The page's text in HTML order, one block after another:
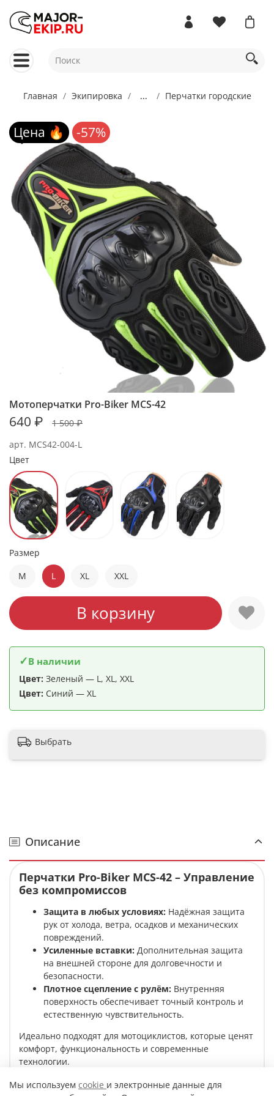
Главная Экипировка ... Перчатки городские
Цена 🔥 -57%
арт. MCS42-004-L
Мотоперчатки Pro-Biker MCS-42
640 ₽ 1 500 ₽
В корзину
Цвет
Размер
M
L XL XXL
✓В наличии
Цвет: Зеленый — L, XL, XXL
Цвет: Синий — XL
Выбрать
Описание
Перчатки Pro-Biker MCS-42 – Управление
без компромиссов
Защита в любых условиях: Надёжная защита
рук от холода, ветра, осадков и механических
повреждений.
Усиленные вставки: Дополнительная защита
на внешней стороне для долговечности и
безопасности.
Плотное сцепление с рулём: Внутренняя
поверхность обеспечивает точный контроль и
естественную чувствительность.
Идеально подходят для мотоциклистов, которые ценят
комфорт, функциональность и современные
технологии.
Мы используем cookie и электронные данные для